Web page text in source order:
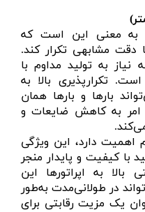
۰.۰۴ میلی‌متر به معنی این است که
دقت مشابهی تکرار کند.
نیاز به تولید مداوم با
تکرارپذیری بالا به
بارها و بارها همان
امر به کاهش ضایعات و
اهمیت دارد، این ویژگی
با کیفیت و پایدار منجر
بالا به اپراتورها این
در طولانی‌مدت به‌طور
یک مزیت رقابتی برای